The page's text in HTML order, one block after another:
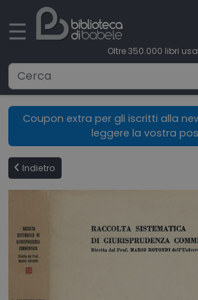
☰
Oltre 350.000 libri
Ricerca avanzata
CONDIZIONI DI VENDITA
SPEDIZIONI
Coupon extra per gli iscritti alla
leggere la vostra
Indietro